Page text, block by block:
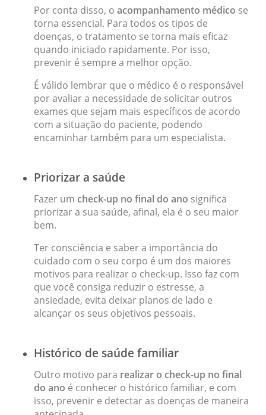
Por conta disso, o acompanhamento médico se
torna essencial. Para todos os tipos de
doenças, o tratamento se torna mais eficaz
quando iniciado rapidamente. Por isso,
prevenir é sempre a melhor opção.
É válido lembrar que o médico é o responsável
por avaliar a necessidade de solicitar outros
exames que sejam mais específicos de acordo
com a situação do paciente, podendo
encaminhar também para um especialista.
Priorizar a saúde
Fazer um check-up no final do ano significa
priorizar a sua saúde, afinal, ela é o seu maior
bem.
Ter consciência e saber a importância do
cuidado com o seu corpo é um dos maiores
motivos para realizar o check-up. Isso faz com
que você consiga reduzir o estresse, a
ansiedade, evita deixar planos de lado e
alcançar os seus objetivos pessoais.
Histórico de saúde familiar
Outro motivo para realizar o check-up no final
do ano é conhecer o histórico familiar, e com
isso, prevenir e detectar as doenças de maneira